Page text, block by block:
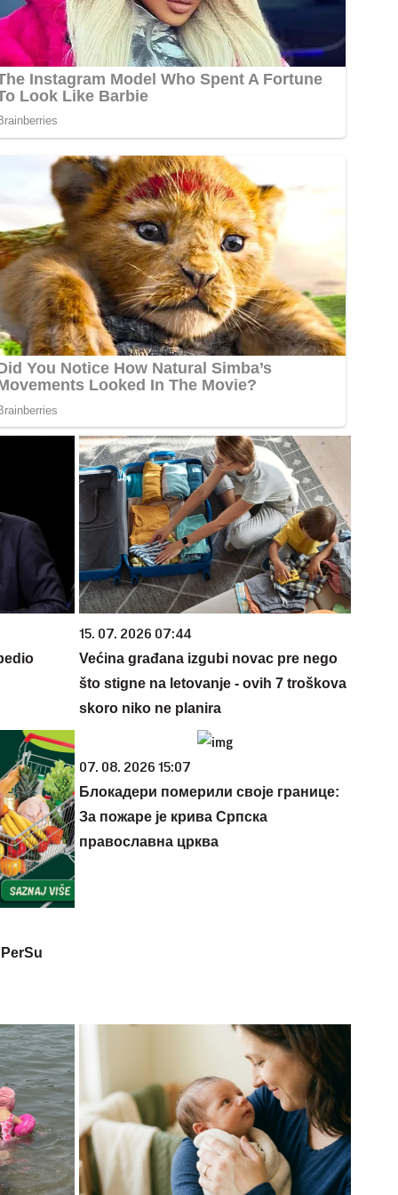
15. 07. 2026 07:44
Većina građana izgubi novac pre nego
što stigne na letovanje - ovih 7 troškova
skoro niko ne planira
07. 08. 2026 15:07
Блокадери померили своје границе:
За пожаре је крива Српска
православна црква